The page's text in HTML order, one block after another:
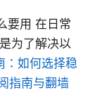
要用 在日常
为了解决以
：如何选择稳
指南与翻墙